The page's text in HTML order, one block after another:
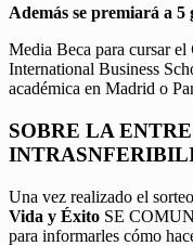
Además se premiará a 5
Media Beca para cursar el
International Business
académica en Madrid o
SOBRE LA
Una vez realizado el
Vida y Éxito SE
para informarles cómo